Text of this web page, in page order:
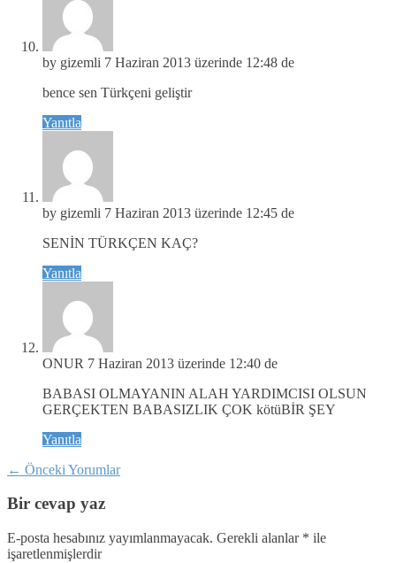
by gizemli 7 Haziran 2013 üzerinde 12:48 de
bence sen Türkçeni geliştir
Yanıtla
by gizemli 7 Haziran 2013 üzerinde 12:45 de
SENİN TÜRKÇEN KAÇ?
Yanıtla
ONUR 7 Haziran 2013 üzerinde 12:40 de
BABASI OLMAYANIN ALAH YARDIMCISI OLSUN
GERÇEKTEN BABASIZLIK ÇOK kötüBİR ŞEY
Yanıtla
← Önceki Yorumlar
Bir cevap yaz
E-posta hesabınız yayımlanmayacak. Gerekli alanlar * ile
işaretlenmişlerdir